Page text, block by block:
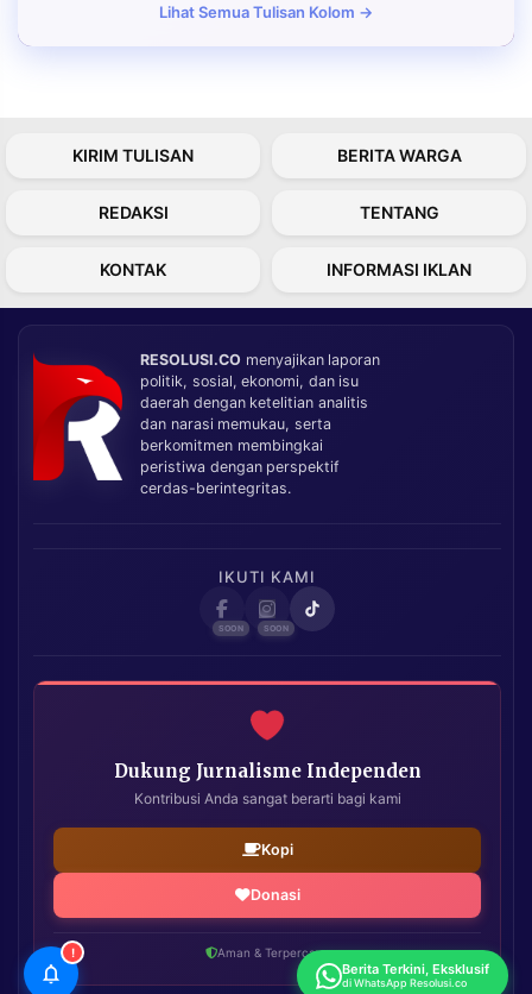
Lihat Semua Tulisan Kolom →
KIRIM TULISAN BERITA WARGA
REDAKSI TENTANG
KONTAK INFORMASI IKLAN
RESOLUSI.CO menyajikan laporan
politik, sosial, ekonomi, dan isu
daerah dengan ketelitian analitis
dan narasi memukau, serta
berkomitmen membingkai
peristiwa dengan perspektif
cerdas-berintegritas.
IKUTI KAMI
Dukung Jurnalisme Independen
Kontribusi Anda sangat berarti bagi kami
Kopi
Donasi
Aman & Terpercaya
!
Berita Terkini, Eksklusif
di WhatsApp Resolusi.co